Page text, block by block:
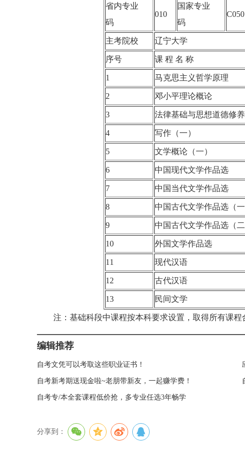
省内专业
码
010
国家专业
码
主考院校 辽宁大学
序号 课 程 名 称
1 马克思主义哲学原理
2 邓小平理论概论
3 法律基础与思想道德修
4 写作（一）
5 文学概论（一）
6 中国现代文学作品选
7 中国当代文学作品选
8 中国古代文学作品选（
9 中国古代文学作品选（
10 外国文学作品选
11 现代汉语
12 古代汉语
13 民间文学
注：基础科段中课程按本科要求设置，取得所有课程
编辑推荐
自考文凭可以考取这些职业证书！
自考新考期送现金啦~老朋带新友，一起赚学费！
自考专/本全套课程低价抢，多专业任选3年畅学
分享到：